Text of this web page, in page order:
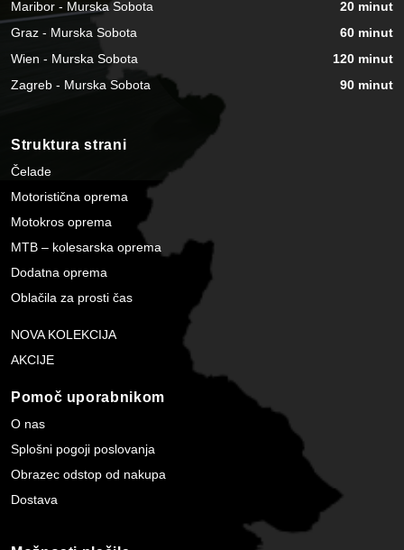
Maribor - Murska Sobota
20 minut
Graz - Murska Sobota
60 minut
Wien - Murska Sobota
120 minut
Zagreb - Murska Sobota
90 minut
Struktura strani
Čelade
Motoristična oprema
Motokros oprema
MTB – kolesarska oprema
Dodatna oprema
Oblačila za prosti čas
NOVA KOLEKCIJA
AKCIJE
Pomoč uporabnikom
O nas
Splošni pogoji poslovanja
Obrazec odstop od nakupa
Dostava